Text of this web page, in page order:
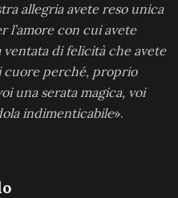
allegria avete reso unica
l’amore con cui avete
di felicità che avete
cuore perché, proprio
una serata magica, voi
indimenticabile».